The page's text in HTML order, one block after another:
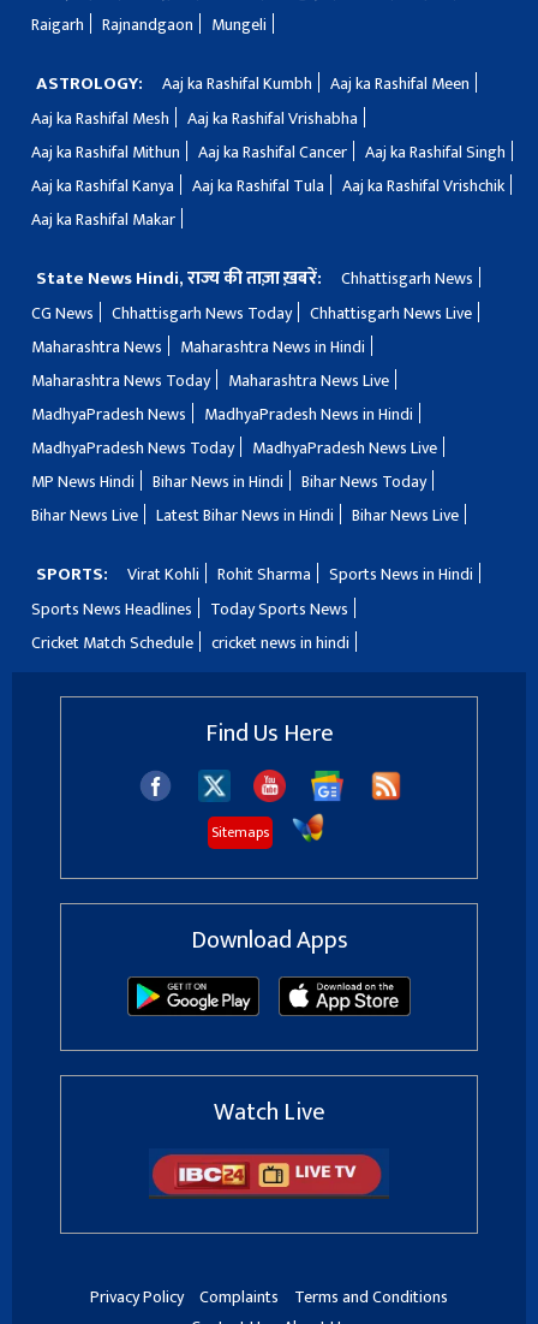
Raigarh
Rajnandgaon Mungeli
ASTROLOGY: Aaj ka Rashifal Kumbh
Aaj ka Rashifal Meen
Aaj ka Rashifal Mesh
Aaj ka Rashifal Vrishabha
Aaj ka Rashifal Mithun
Aaj ka Rashifal Cancer
Aaj ka Rashifal Singh
Aaj ka Rashifal Kanya
Aaj ka Rashifal Tula
Aaj ka Rashifal Vrishchik
Aaj ka Rashifal Makar
State News Hindi, राज्य की ताज़ा ख़बरें:
Chhattisgarh News
CG News
Chhattisgarh News Today
Chhattisgarh News Live
Maharashtra News
Maharashtra News in Hindi
Maharashtra News Today
Maharashtra News Live
MadhyaPradesh News
MadhyaPradesh News in Hindi
MadhyaPradesh News Today
MadhyaPradesh News Live
MP News Hindi
Bihar News in Hindi
Bihar News Today
Bihar News Live
Latest Bihar News in Hindi Bihar News Live
SPORTS: Virat Kohli Rohit Sharma
Sports News in Hindi
Sports News Headlines
Today Sports News
Cricket Match Schedule
cricket news in hindi
Find Us Here
Sitemaps
Download Apps
Watch Live
Privacy Policy Complaints
Terms and Conditions